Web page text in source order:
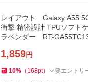
レイアウト Galaxy A55
衝撃 精密設計 TPUソフト
ラベンダー RT-
1,859円
10% （ 168pt） 要エントリ